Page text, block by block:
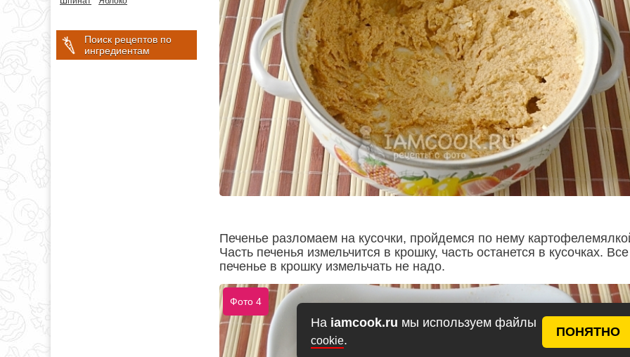
На iamcook.ru мы используем файлы
cookie.
ПОНЯТНО
Поиск рецептов по
ингредиентам
Печенье разломаем на кусочки, пройдемся по нему
Часть печенья измельчится в крошку, часть останется в кусочках. Все
печенье в крошку измельчать не надо.
Фото 4